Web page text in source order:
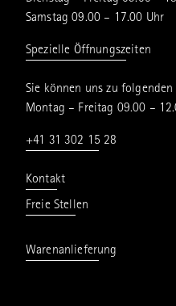
Samstag 09.00 – 17.00 Uhr
Spezielle Öffnungszeiten
Sie können uns zu
Montag – Freitag 09.00 –
+41 31 302 15 28
Kontakt
Freie Stellen
Warenanlieferung